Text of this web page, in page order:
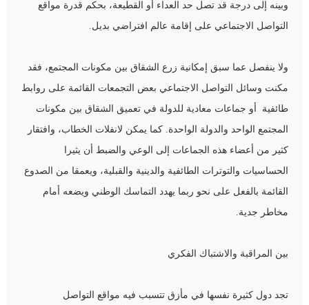
وبينه إلى درجة قد تصل حد العداء أو القطيعة، بحكم قدرة مواقع
التواصل الاجتماعي على إقامة عالم افتراضي بديل.
ولا ينفصل عما سبق إمكانية زرع الشقاق بين مكونات المجتمع، فقد
مكنت وسائل التواصل الاجتماعي بعض التجمعات القائمة على روابط
طائفية أو جماعات معادية للدولة في تعميق الشقاق بين مكونات
المجتمع الواحد والدولة الواحدة. كما يمكن لانفلات الخطاب، وافتقار
كثير من أعضاء هذه الجماعات إلى الوعي والضبط أن يثيرا
الحساسيات والتوترات الطائفية والدينية والقبلية، ويعمقا من الصدوع
القائمة بالفعل على نحو ربما يهدد التماسك الوطني ويضعه أمام
مخاطر جدية.
بين المراقبة والاشتباك الفكري
تجد دول كثيرة نفسها في مأزق تتسبب فيه مواقع التواصل